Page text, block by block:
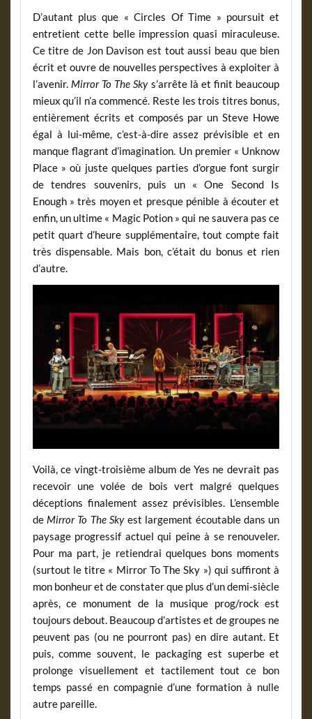
D’autant plus que « Circles Of Time » poursuit et
entretient cette belle impression quasi miraculeuse.
Ce titre de Jon Davison est tout aussi beau que bien
écrit et ouvre de nouvelles perspectives à exploiter à
l’avenir. Mirror To The Skys’arrête là et finit beaucoup
mieux qu’il n’a commencé. Reste les trois titres bonus,
entièrement écrits et composés par un Steve Howe
égal à lui-même, c’est-à-dire assez prévisible et en
manque flagrant d’imagination. Un premier « Unknow
Place » où juste quelques parties d’orgue font surgir
de tendres souvenirs, puis un « One Second Is
Enough » très moyen et presque pénible à écouter et
enfin, un ultime « Magic Potion » qui ne sauvera pas ce
petit quart d’heure supplémentaire, tout compte fait
très dispensable. Mais bon, c’était du bonus et rien
d’autre.
Voilà, ce vingt-troisième album de Yes ne devrait pas
recevoir une volée de bois vert malgré quelques
déceptions finalement assez prévisibles. L’ensemble
de Mirror To The Skyest largement écoutable dans un
paysage progressif actuel qui peine à se renouveler.
Pour ma part, je retiendrai quelques bons moments
(surtout le titre « Mirror To The Sky ») qui suffiront à
mon bonheur et de constater que plus d’un demi-siècle
après, ce monument de la musique prog/rock est
toujours debout. Beaucoup d’artistes et de groupes ne
peuvent pas (ou ne pourront pas) en dire autant. Et
puis, comme souvent, le packaging est superbe et
prolonge visuellement et tactilement tout ce bon
temps passé en compagnie d’une formation à nulle
autre pareille.